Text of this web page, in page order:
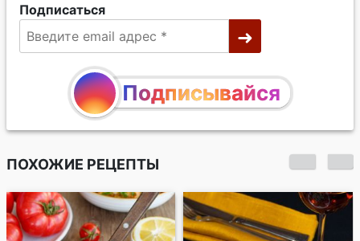
Подписаться
Подписывайся
ПОХОЖИЕ РЕЦЕПТЫ
Салат с авокадо и
кукурузой